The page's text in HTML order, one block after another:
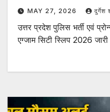
MAY 27, 2026 दुर्गेश
उत्तर प्रदेश पुलिस भर्ती एवं
एग्जाम सिटी स्लिप 2026